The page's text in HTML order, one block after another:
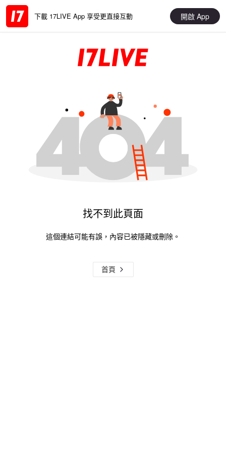
下載 17LIVE App 享受更直接互動 開啟 App
找不到此頁面
這個連結可能有誤，內容已被隱藏或刪除。
首頁